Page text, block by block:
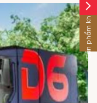
arrow_forward_ios
Sản phẩm khác